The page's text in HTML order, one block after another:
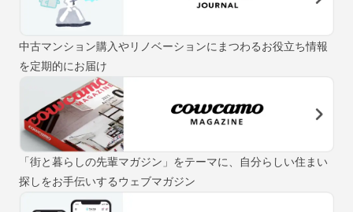
中古マンション購入やリノベーションにまつわるお役立ち情報
を定期的にお届け
「街と暮らしの先輩マガジン」をテーマに、自分らしい住まい
探しをお手伝いするウェブマガジン